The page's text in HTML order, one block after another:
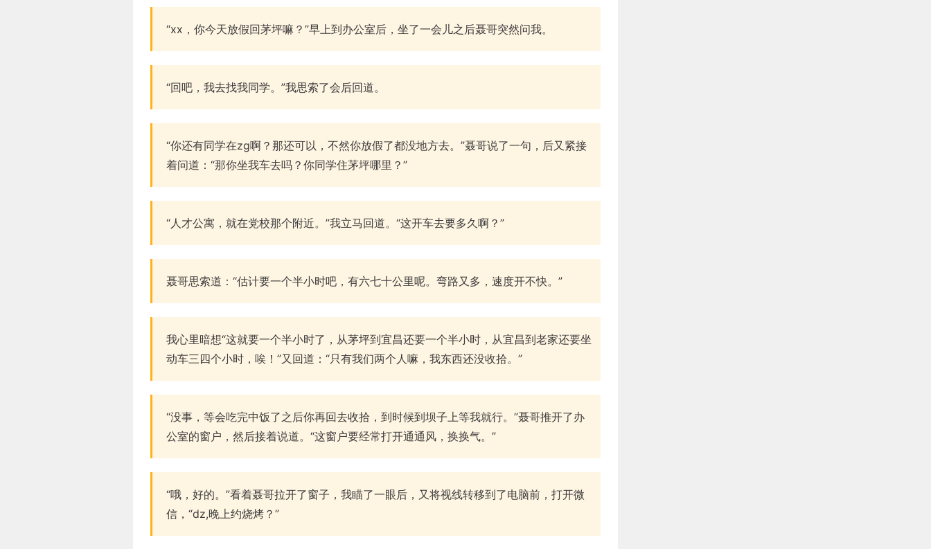
“xx，你今天放假回茅坪嘛？”早上到办公室后，坐了一会儿之后聂哥突然问我。
“回吧，我去找我同学。”我思索了会后回道。
“你还有同学在zg啊？那还可以，不然你放假了都没地方去。”聂哥说了一句，后又紧接
着问道：“那你坐我车去吗？你同学住茅坪哪里？”
“人才公寓，就在党校那个附近。”我立马回道。“这开车去要多久啊？”
聂哥思索道：“估计要一个半小时吧，有六七十公里呢。弯路又多，速度开不快。”
我心里暗想“这就要一个半小时了，从茅坪到宜昌还要一个半小时，从宜昌到老家还要坐
动车三四个小时，唉！”又回道：“只有我们两个人嘛，我东西还没收拾。”
“没事，等会吃完中饭了之后你再回去收拾，到时候到坝子上等我就行。”聂哥推开了办
公室的窗户，然后接着说道。“这窗户要经常打开通通风，换换气。”
“哦，好的。”看着聂哥拉开了窗子，我瞄了一眼后，又将视线转移到了电脑前，打开微
信，“dz,晚上约烧烤？”